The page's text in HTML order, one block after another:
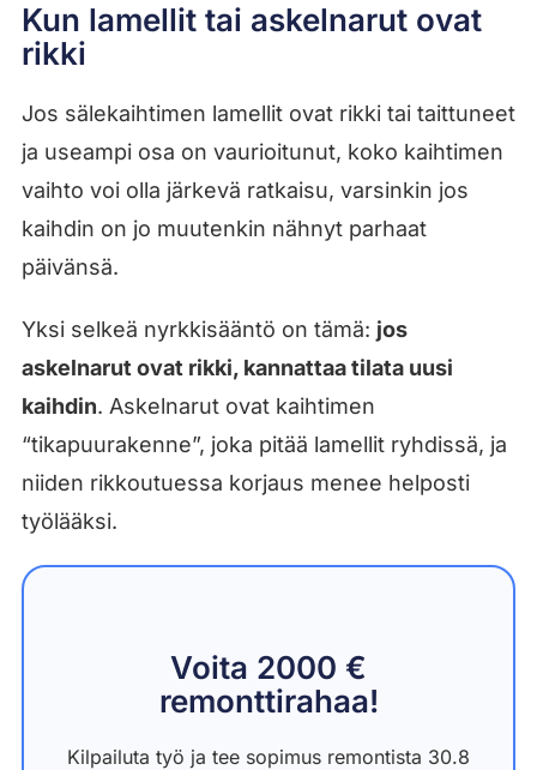
Kun lamellit tai askelnarut ovat
rikki
Jos sälekaihtimen lamellit ovat rikki tai taittuneet
ja useampi osa on vaurioitunut, koko kaihtimen
vaihto voi olla järkevä ratkaisu, varsinkin jos
kaihdin on jo muutenkin nähnyt parhaat
päivänsä.
Yksi selkeä nyrkkisääntö on tämä: jos
askelnarut ovat rikki, kannattaa tilata uusi
kaihdin. Askelnarut ovat kaihtimen
“tikapuurakenne”, joka pitää lamellit ryhdissä, ja
niiden rikkoutuessa korjaus menee helposti
työlääksi.
Voita 2000 €
remonttirahaa!
Kilpailuta työ ja tee sopimus remontista 30.8